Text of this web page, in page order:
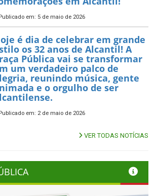
em: 5 de maio de 2026
é dia de celebrar em grande
os 32 anos de Alcantil! A
Pública vai se transformar
um verdadeiro palco de
reunindo música, gente
e o orgulho de ser
em: 2 de maio de 2026
VER TODAS NOTÍCIAS